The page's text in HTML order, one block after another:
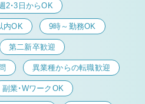
2・3日からOK
内OK 9時～勤務OK
第二新卒歓迎
異業種からの転職歓迎
副業・WワークOK